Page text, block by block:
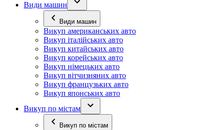
Види машин
Види машин
Викуп американських авто
Викуп італійських авто
Викуп китайських авто
Викуп корейських авто
Викуп німецьких авто
Викуп вітчизняних авто
Викуп французьких авто
Викуп японських авто
Викуп по містам
Викуп по містам